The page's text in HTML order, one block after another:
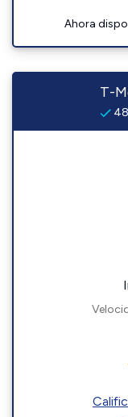
Ahora
T-